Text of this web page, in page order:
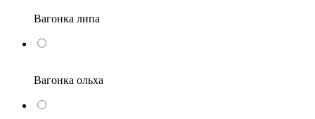
Вагонка липа
Вагонка ольха